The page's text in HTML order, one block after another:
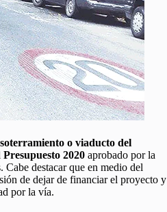
soterramiento o viaducto del
Presupuesto 2020 aprobado por la
Cabe destacar que en medio del
de dejar de financiar el proyecto y
por la vía.